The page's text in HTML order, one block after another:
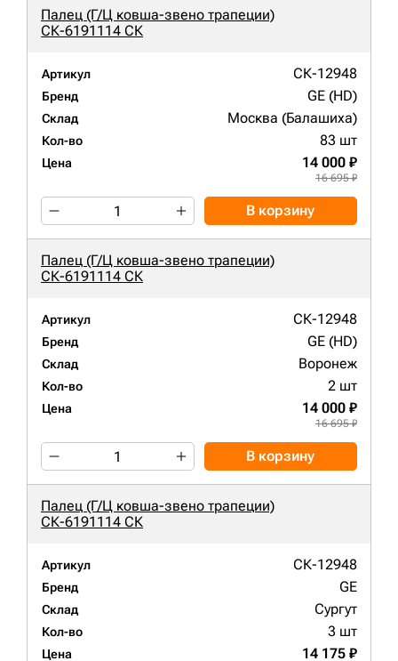
Палец (Г/Ц ковша-звено трапеции)
СК-6191114 СК
Артикул СК-12948
Бренд GE (HD)
Склад Москва (Балашиха)
Кол-во 83 шт
Цена 14 000 ₽
16 695 ₽
В корзину
Палец (Г/Ц ковша-звено трапеции)
СК-6191114 СК
Артикул СК-12948
Бренд GE (HD)
Склад Воронеж
Кол-во 2 шт
Цена 14 000 ₽
16 695 ₽
В корзину
Палец (Г/Ц ковша-звено трапеции)
СК-6191114 СК
Артикул СК-12948
Бренд GE
Склад Сургут
Кол-во 3 шт
Цена 14 175 ₽